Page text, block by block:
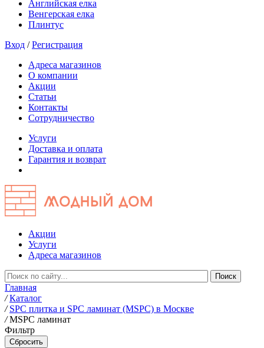
Английская елка
Венгерская елка
Плинтус
Вход /Регистрация
Адреса магазинов
О компании
Акции
Статьи
Контакты
Сотрудничество
Услуги
Доставка и оплата
Гарантия и возврат
Акции
Услуги
Адреса магазинов
Главная
/ Каталог
/ SPC плитка и SPC ламинат (MSPC) в Москве
/ MSPC ламинат
Фильтр